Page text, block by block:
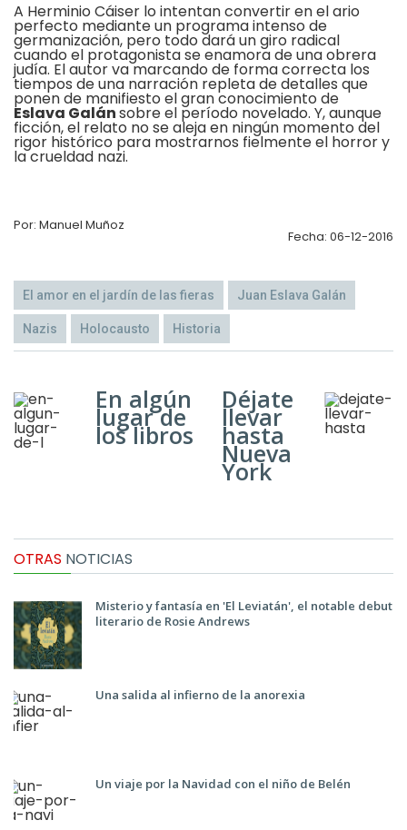
A Herminio Cáiser lo intentan convertir en el ario
perfecto mediante un programa intenso de
germanización, pero todo dará un giro radical
cuando el protagonista se enamora de una obrera
judía. El autor va marcando de forma correcta los
tiempos de una narración repleta de detalles que
ponen de manifiesto el gran conocimiento de
Eslava Galánsobre el período novelado. Y, aunque
ficción, el relato no se aleja en ningún momento del
rigor histórico para mostrarnos fielmente el horror y
la crueldad nazi.
Por: Manuel Muñoz
Fecha: 06-12-2016
El amor en el jardín de las fieras Juan Eslava Galán
Nazis Holocausto Historia
En algún
lugar de
los libros
Déjate
llevar
hasta
Nueva
York
OTRAS NOTICIAS
Misterio y fantasía en 'El Leviatán', el notable debut
literario de Rosie Andrews
Una salida al infierno de la anorexia
Un viaje por la Navidad con el niño de Belén